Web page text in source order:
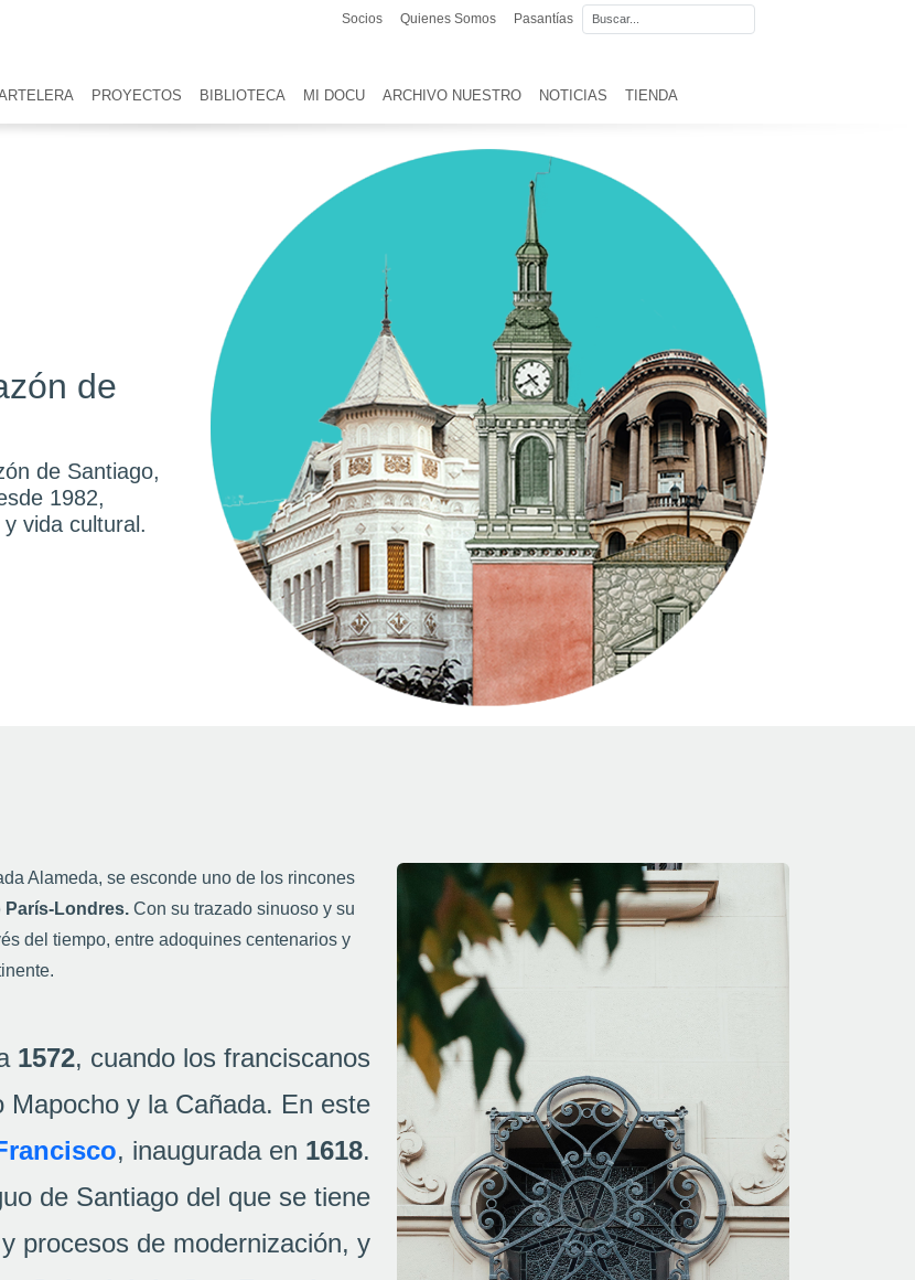
Socios Quienes Somos Pasantías
PROYECTOS BIBLIOTECA MI DOCU ARCHIVO NUESTRO NOTICIAS TIENDA
de
de Santiago,
1982,
vida cultural.
Alameda, se esconde uno de los rincones
París-Londres. Con su trazado sinuoso y su
del tiempo, entre adoquines centenarios y
1572, cuando los franciscanos
y la Cañada. En este
, inaugurada en 1618.
de Santiago del que se tiene
procesos de modernización, y